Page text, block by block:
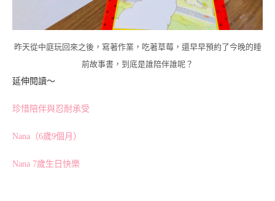
昨天從中庭玩回來之後，寫著作業，吃著草莓，還早早預約了今晚的睡
前故事書，到底是誰陪伴誰呢？
延伸閱讀～
珍惜陪伴與忍耐承受
Nana（6歲9個月）
Nana 7歲生日快樂